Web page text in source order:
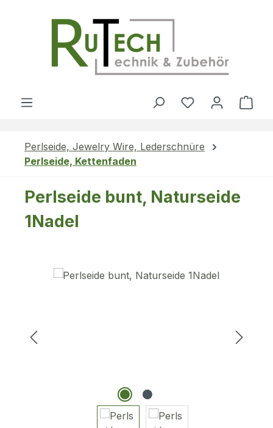
Du hast 0
Perlseide, Jewelry Wire, Lederschnüre
Perlseide, Kettenfaden
Perlseide bunt, Naturseide
1Nadel
Bildergalerie überspringen